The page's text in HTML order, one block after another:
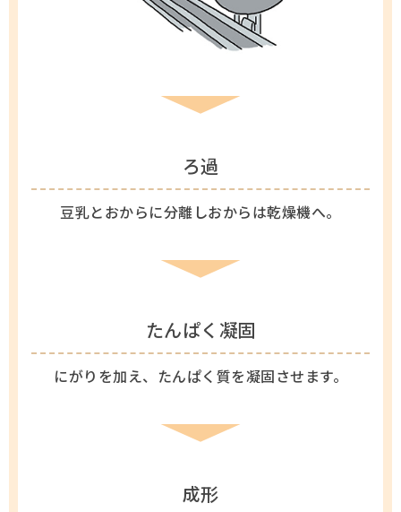
ろ過
豆乳とおからに分離しおからは乾燥機へ。
たんぱく凝固
にがりを加え、たんぱく質を凝固させます。
成形